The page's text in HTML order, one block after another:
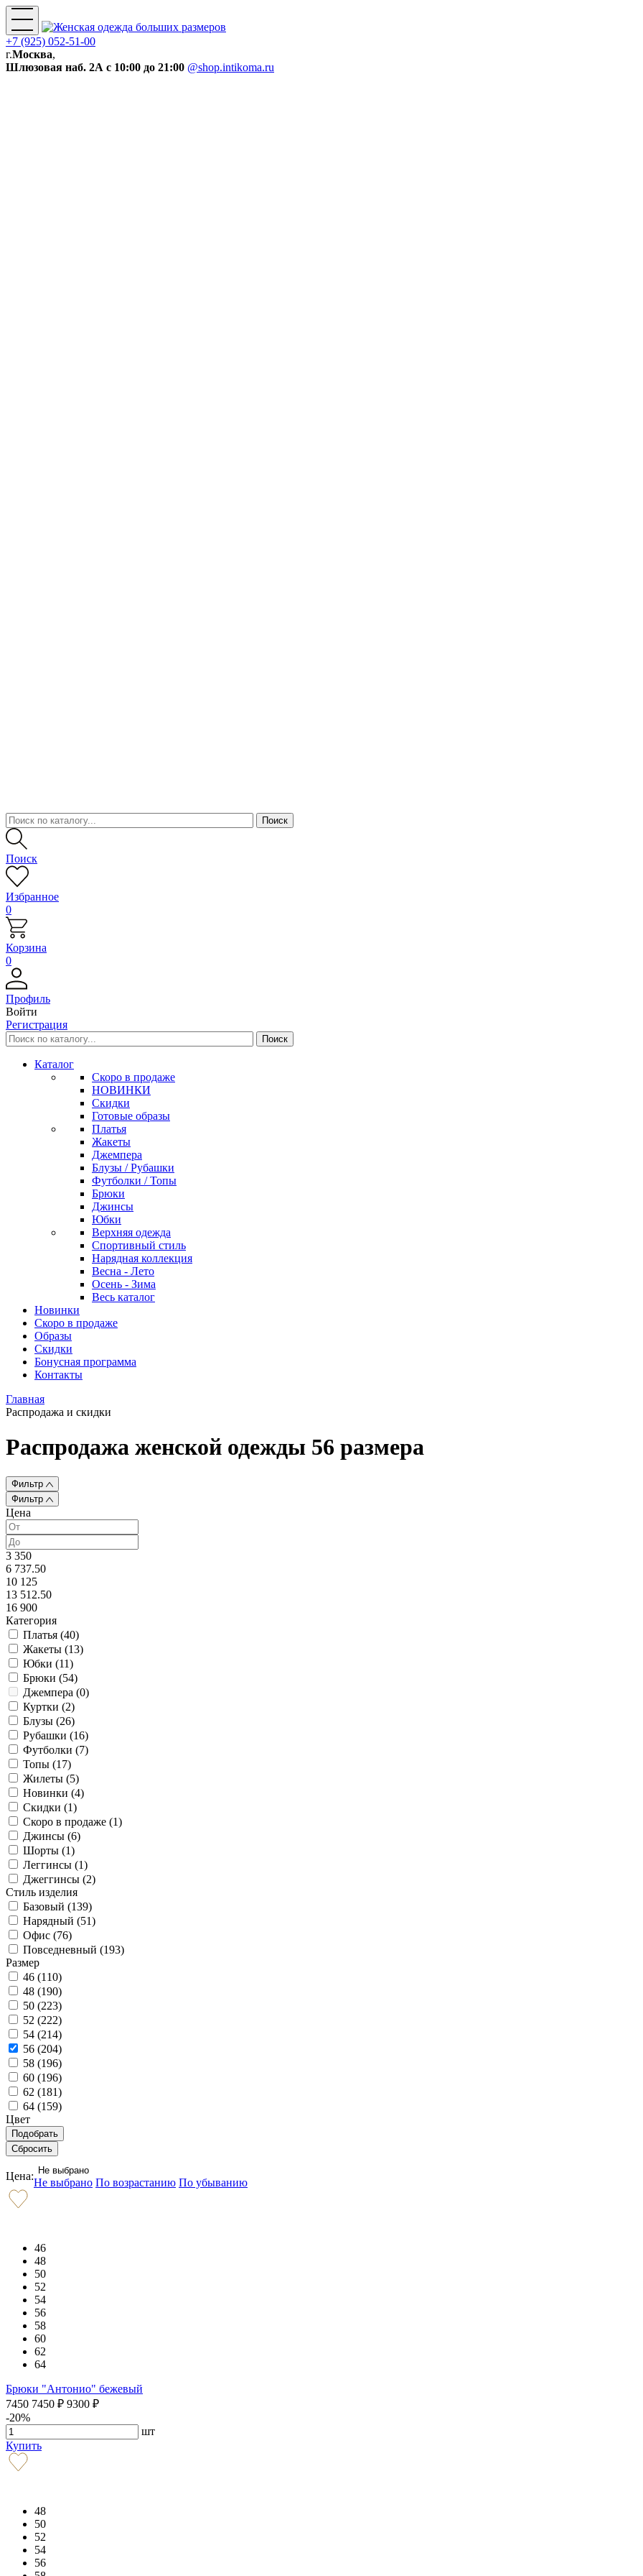
+7 (925) 052-51-00
г.Москва,
Шлюзовая наб. 2А с 10:00 до 21:00 @shop.intikoma.ru
Поиск
Избранное
0
Корзина
0
Профиль
Войти
Регистрация
Каталог
Скоро в продаже
НОВИНКИ
Скидки
Готовые образы
Платья
Жакеты
Джемпера
Блузы / Рубашки
Футболки / Топы
Брюки
Джинсы
Юбки
Верхняя одежда
Спортивный стиль
Нарядная коллекция
Весна - Лето
Осень - Зима
Весь каталог
Новинки
Скоро в продаже
Образы
Скидки
Бонусная программа
Контакты
Главная
Распродажа и скидки
Распродажа женской одежды 56 размера
Фильтр
Фильтр
Цена
3 350
6 737.50
10 125
13 512.50
16 900
Категория
Платья (40)
Жакеты (13)
Юбки (11)
Брюки (54)
Джемпера (0)
Куртки (2)
Блузы (26)
Рубашки (16)
Футболки (7)
Топы (17)
Жилеты (5)
Новинки (4)
Скидки (1)
Скоро в продаже (1)
Джинсы (6)
Шорты (1)
Леггинсы (1)
Джеггинсы (2)
Стиль изделия
Базовый (139)
Нарядный (51)
Офис (76)
Повседневный (193)
Размер
46 (110)
48 (190)
50 (223)
52 (222)
54 (214)
56 (204)
58 (196)
60 (196)
62 (181)
64 (159)
Цвет
Цена: Не выбрано
Не выбрано По возрастанию По убыванию
46
48
50
52
54
56
58
60
62
64
Брюки "Антонио" бежевый
7450 7450 ₽ 9300 ₽
-20%
шт
Купить
48
50
52
54
56